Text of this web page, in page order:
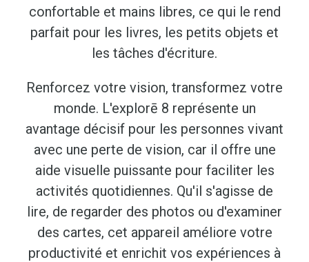
confortable et mains libres, ce qui le rend
parfait pour les livres, les petits objets et
les tâches d'écriture.
Renforcez votre vision, transformez votre
monde. L'explorē 8 représente un
avantage décisif pour les personnes vivant
avec une perte de vision, car il offre une
aide visuelle puissante pour faciliter les
activités quotidiennes. Qu'il s'agisse de
lire, de regarder des photos ou d'examiner
des cartes, cet appareil améliore votre
productivité et enrichit vos expériences à